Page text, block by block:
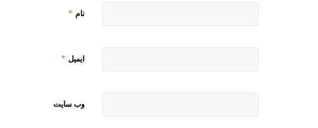
نام *
ایمیل *
وب‌ سایت